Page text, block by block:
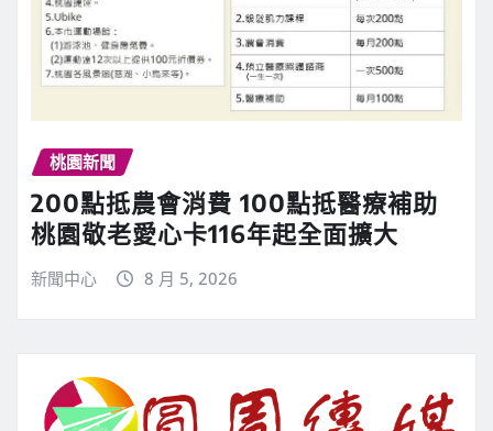
桃園新聞
200點抵農會消費 100點抵醫療補助
桃園敬老愛心卡116年起全面擴大
新聞中心 8 月 5, 2026